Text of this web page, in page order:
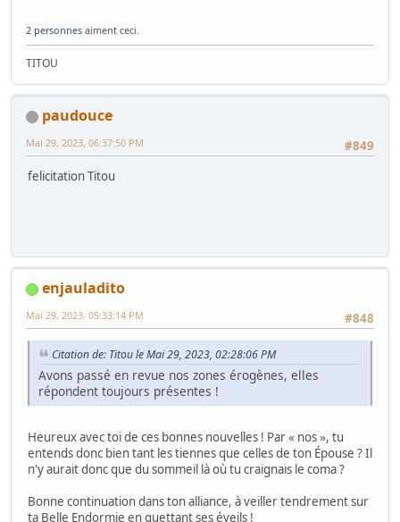
2 personnes aiment ceci.
TITOU
paudouce
#849
Mai 29, 2023, 06:37:50 PM
felicitation Titou
enjauladito
#848
Mai 29, 2023, 05:33:14 PM
Citation de: Titou le Mai 29, 2023, 02:28:06 PM
Avons passé en revue nos zones érogènes, elles
répondent toujours présentes !
Heureux avec toi de ces bonnes nouvelles ! Par « nos », tu
entends donc bien tant les tiennes que celles de ton Épouse ? Il
n'y aurait donc que du sommeil là où tu craignais le coma ?
Bonne continuation dans ton alliance, à veiller tendrement sur
ta Belle Endormie en guettant ses éveils !